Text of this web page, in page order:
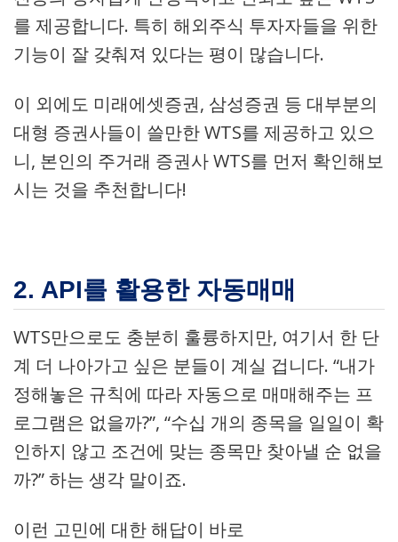
를 제공합니다. 특히 해외주식 투자자들을 위한
기능이 잘 갖춰져 있다는 평이 많습니다.
이 외에도 미래에셋증권, 삼성증권 등 대부분의
대형 증권사들이 쓸만한 WTS를 제공하고 있으
니, 본인의 주거래 증권사 WTS를 먼저 확인해보
시는 것을 추천합니다!
2. API를 활용한 자동매매
WTS만으로도 충분히 훌륭하지만, 여기서 한 단
계 더 나아가고 싶은 분들이 계실 겁니다. “내가
정해놓은 규칙에 따라 자동으로 매매해주는 프
로그램은 없을까?”, “수십 개의 종목을 일일이 확
인하지 않고 조건에 맞는 종목만 찾아낼 순 없을
까?” 하는 생각 말이죠.
이런 고민에 대한 해답이 바로